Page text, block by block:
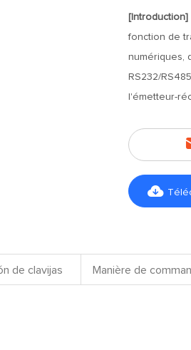
[Introduction]
fonction de
numériques,
RS232/
l'émetteur-

de clavijas Manière de